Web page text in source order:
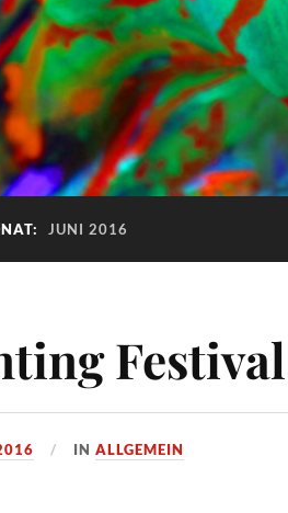
JUNI 2016
INALLGEMEIN